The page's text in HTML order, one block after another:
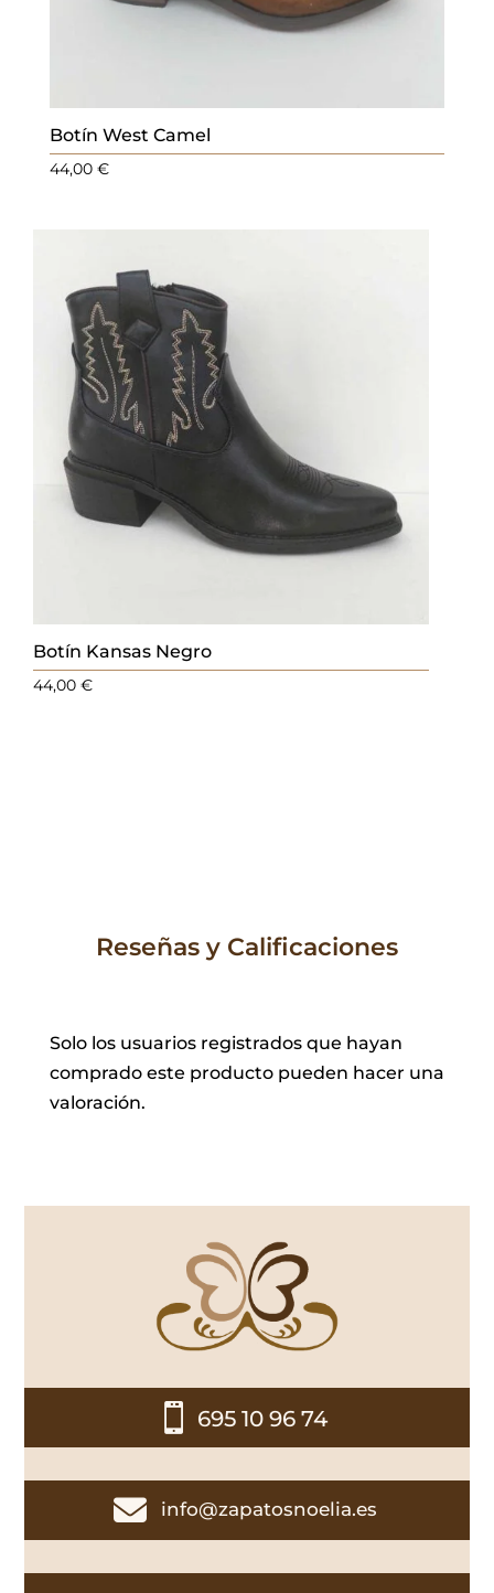
Botín West Camel
44,00 €
Botín Kansas Negro
44,00€
Reseñas y Calificaciones
Solo los usuarios registrados que hayan
comprado este producto pueden hacer una
valoración.
 695 10 96 74
 info@zapatosnoelia.es